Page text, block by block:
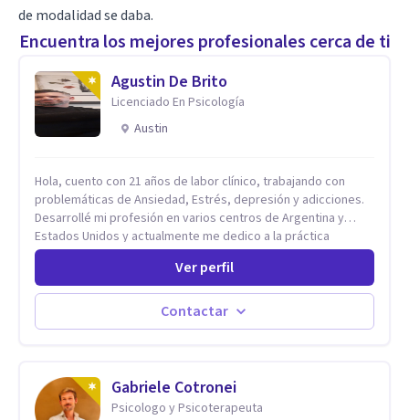
de modalidad se daba.
Encuentra los mejores profesionales cerca de ti
Agustin De Brito
Licenciado En Psicología
Austin
Hola, cuento con 21 años de labor clínico, trabajando con
problemáticas de Ansiedad, Estrés, depresión y adicciones.
Desarrollé mi profesión en varios centros de Argentina y
Estados Unidos y actualmente me dedico a la práctica
privada. Utilizo terapias cognitivas conductuales basadas en
evidencia científica con comprobados resultados. Los
objetivos terapéuticos están centrados en brindar
herramientas concretas para el cambio, que permitan
desarrollar nuevas habilidades y estrategias basadas en la
Ver perfil
Contactar
Gabriele Cotronei
Psicologo y Psicoterapeuta